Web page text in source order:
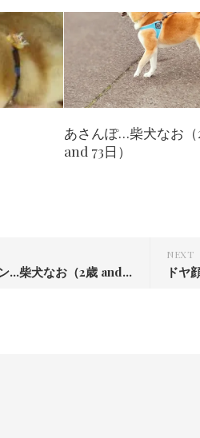
あさんぽ…柴犬なお（
and 73日）
NEXT
尻尾がクルリン…柴犬なお（2歳 and 19日）